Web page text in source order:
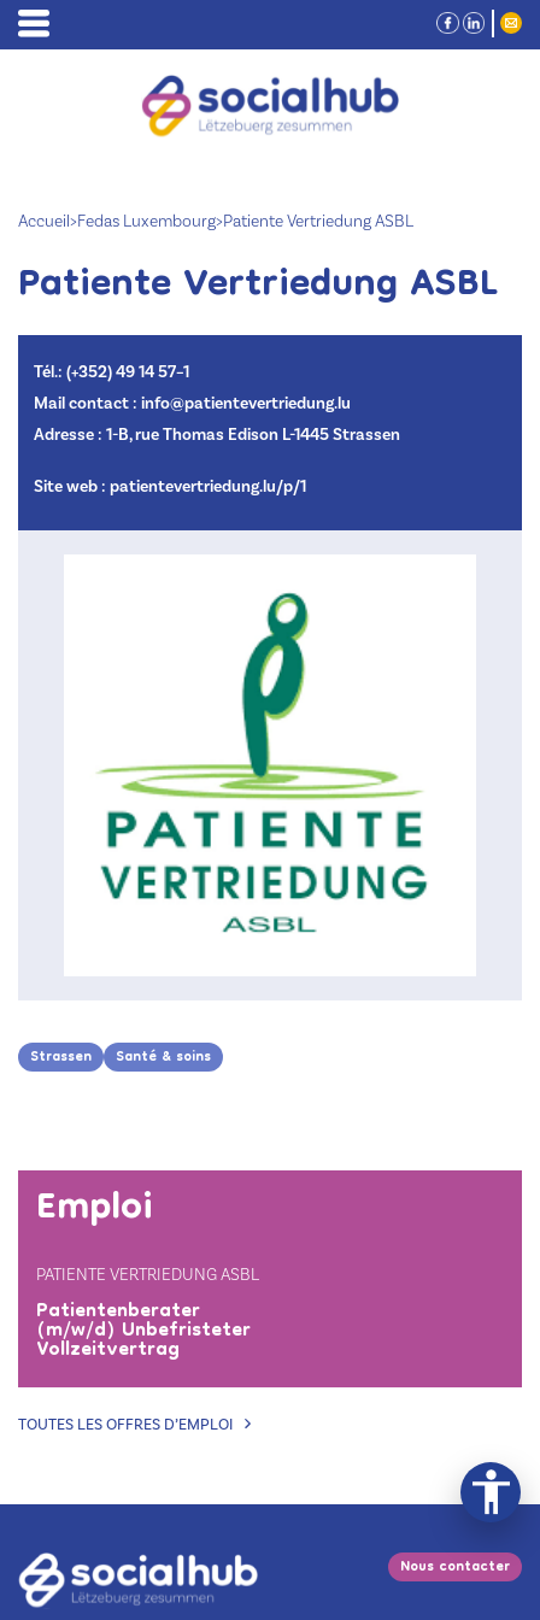
Accueil>Fedas Luxembourg>Patiente Vertriedung ASBL
Patiente Vertriedung ASBL
Tél.: (+352) 49 14 57–1
Mail contact : info@patientevertriedung.lu
Adresse : 1-B, rue Thomas Edison L-1445 Strassen
Site web : patientevertriedung.lu/p/1
Strassen Santé & soins
Emploi
PATIENTE VERTRIEDUNG ASBL
Patientenberater
(m/w/d) Unbefristeter
Vollzeitvertrag
TOUTES LES OFFRES D’EMPLOI
Nous contacter